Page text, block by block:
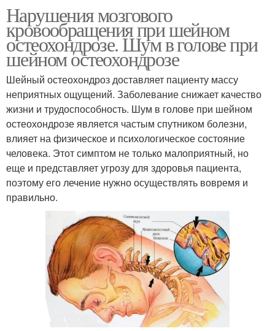
Нарушения мозгового
кровообращения при шейном
остеохондрозе. Шум в голове при
шейном остеохондрозе
Шейный остеохондроз доставляет пациенту массу
неприятных ощущений. Заболевание снижает качество
жизни и трудоспособность. Шум в голове при шейном
остеохондрозе является частым спутником болезни,
влияет на физическое и психологическое состояние
человека. Этот симптом не только малоприятный, но
еще и представляет угрозу для здоровья пациента,
поэтому его лечение нужно осуществлять вовремя и
правильно.